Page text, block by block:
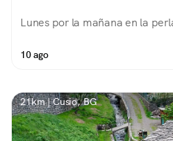
Lunes por la mañana en la
10 ago
21km | Cusio, BG